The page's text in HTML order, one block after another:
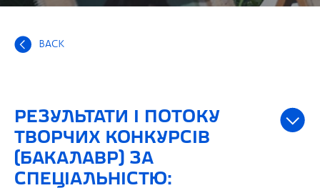
BACK
РЕЗУЛЬТАТИ І ПОТОКУ
ТВОРЧИХ КОНКУРСІВ
(БАКАЛАВР) ЗА
СПЕЦІАЛЬНІСТЮ: